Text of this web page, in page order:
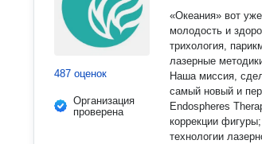
487 оценок
Организация
проверена
«Океания» вот
молодость и здоровье. Косметология,
трихология,
лазерные
Наша миссия,
самый новый и
Endospheres
коррекции фигуры; - уникальный аппарат, совмещающий в себе
технологии